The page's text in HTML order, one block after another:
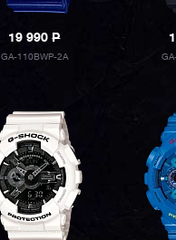
19 990P
GA-110BWP-2A